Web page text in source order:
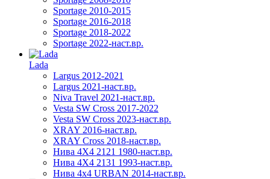
Sportage 2010-2015
Sportage 2016-2018
Sportage 2018-2022
Sportage 2022-наст.вр.
Lada
Largus 2012-2021
Largus 2021-наст.вр.
Niva Travel 2021-наст.вр.
Vesta SW Cross 2017-2022
Vesta SW Cross 2023-наст.вр.
XRAY 2016-наст.вр.
XRAY Cross 2018-наст.вр.
Нива 4X4 2121 1980-наст.вр.
Нива 4X4 2131 1993-наст.вр.
Нива 4х4 URBAN 2014-наст.вр.